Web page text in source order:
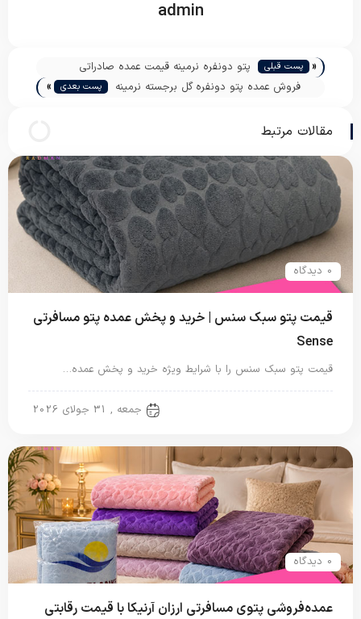
admin
« پست قبلی
پتو دونفره نرمینه قیمت عمده صادراتی
فروش عمده پتو دونفره گل برجسته نرمینه
پست بعدی »
مقالات مرتبط
0 دیدگاه
قیمت پتو سبک سنس | خرید و پخش عمده پتو مسافرتی
Sense
قیمت پتو سبک سنس را با شرایط ویژه خرید و پخش عمده…
جمعه , 31 جولای 2026
0 دیدگاه
عمده‌فروشی پتوی مسافرتی ارزان آرنیکا با قیمت رقابتی